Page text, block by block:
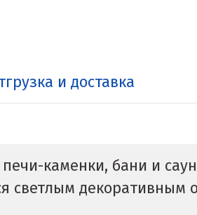
и доставка
каменки, бани и
светлым декоративным